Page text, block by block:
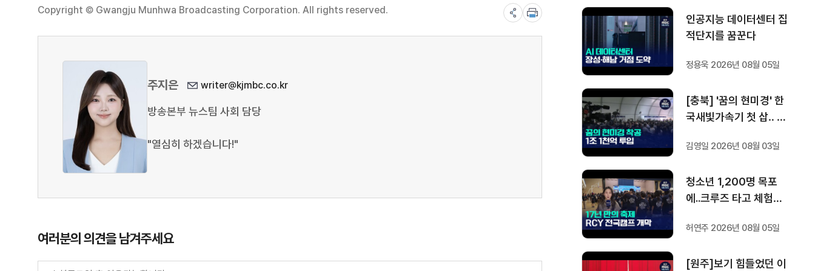
Copyright © Gwangju Munhwa Broadcasting Corporation. All rights reserved.
주지은 writer@kjmbc.co.kr
방송본부 뉴스팀 사회 담당
"열심히 하겠습니다!"
여러분의 의견을 남겨주세요
인공지능 데이터센터 집
적단지를 꿈꾼다
정용욱 2026년 08월 05일
[충북] '꿈의 현미경' 한
국새빛가속기 첫 삽‥ 1
완공
김영일 2026년 08월 03일
청소년 1,200명 목포
에..크루즈 타고 체험하
허연주 2026년 08월 05일
[원주]보기 힘들었던 이